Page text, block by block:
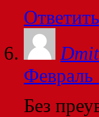
Ответить
Без